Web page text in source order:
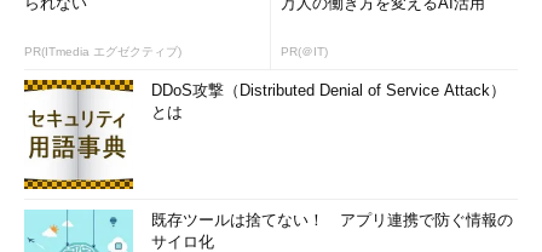
PR(ITmedia エグゼクティブ) PR(＠IT)
DDoS攻撃（Distributed Denial of Service Attack）
とは
既存ツールは捨てない！ アプリ連携で防ぐ情報の
サイロ化